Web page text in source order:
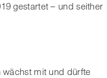
gestartet – und seither
mit und dürfte